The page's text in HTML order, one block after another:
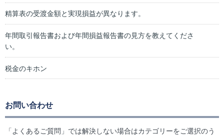
精算表の受渡金額と実現損益が異なります。
年間取引報告書および年間損益報告書の見方を教えてくださ
い。
税金のキホン
お問い合わせ
「よくあるご質問」では解決しない場合はカテゴリーをご選択のう